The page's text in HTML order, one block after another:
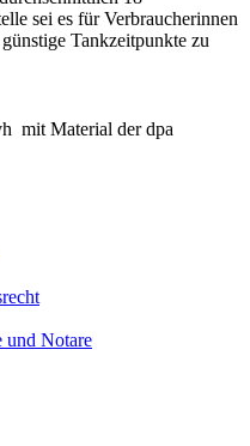
sei es für Verbraucherinnen
Tankzeitpunkte zu
mit Material der dpa
und Notare